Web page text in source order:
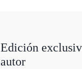
Edición
autor